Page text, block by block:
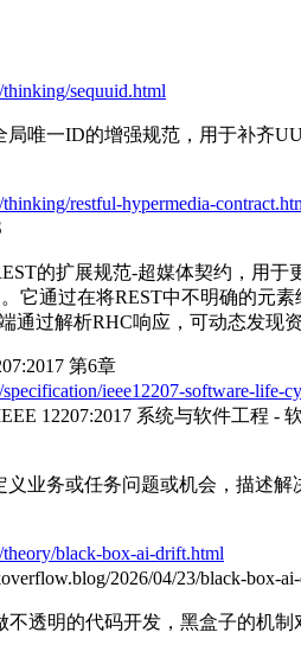
thinking/sequuid.html
唯一ID的增强规范，用于补齐
thinking/restful-hypermedia-
的扩展规范-超媒体契约，用于
它通过在将REST中不明确的元
通过解析RHC响应，可动态发现
第6章
ieee12207-software-life-
12207:2017 系统与软件工程 -
业务或任务问题或机会，描述
theory/black-box-ai-drift.html
2026/04/23/black-box-
透明的代码开发，黑盒子的机